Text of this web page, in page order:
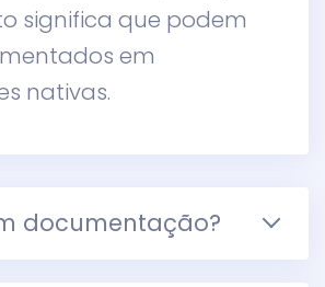
significa que podem
em
nativas.
documentação?